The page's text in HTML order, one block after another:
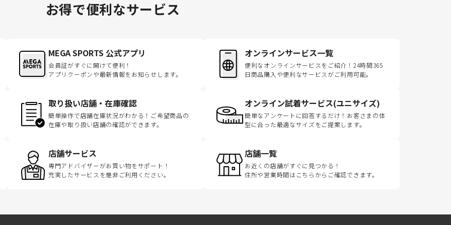
お得で便利なサービス
MEGA SPORTS 公式アプリ
会員証がすぐに開けて便利！
アプリクーポンや最新情報をお知らせします。
オンラインサービス一覧
便利なオンラインサービスをご紹介！24時間365
日商品購入や便利なサービスがご利用可能。
取り扱い店舗・在庫確認
簡単操作で店舗在庫状況がわかる！ご希望商品の
在庫や取り扱い店舗の確認ができます。
オンライン試着サービス(ユニサイズ)
簡単なアンケートに回答するだけ！お客さまの体
型に合った最適なサイズをご提案します。
店舗サービス
専門アドバイザーがお買い物をサポート！
充実したサービスを是非ご利用ください。
店舗一覧
お近くの店舗がすぐに見つかる！
住所や営業時間はこちらからご確認できます。